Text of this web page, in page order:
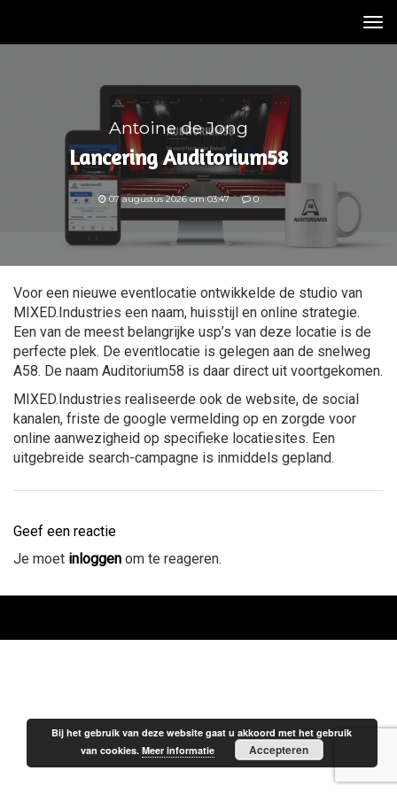
Antoine de Jong
Lancering Auditorium58
07 augustus 2026 om 03:47 0
Voor een nieuwe eventlocatie ontwikkelde de studio van
MIXED.Industries een naam, huisstijl en online strategie.
Een van de meest belangrijke usp’s van deze locatie is de
perfecte plek. De eventlocatie is gelegen aan de snelweg
A58. De naam Auditorium58 is daar direct uit voortgekomen.
MIXED.Industries realiseerde ook de website, de social
kanalen, friste de google vermelding op en zorgde voor
online aanwezigheid op specifieke locatiesites. Een
uitgebreide search-campagne is inmiddels gepland.
Geef een reactie
Je moet inloggen om te reageren.
Bij het gebruik van deze website gaat u akkoord met het gebruik
van cookies. Meer informatie Accepteren